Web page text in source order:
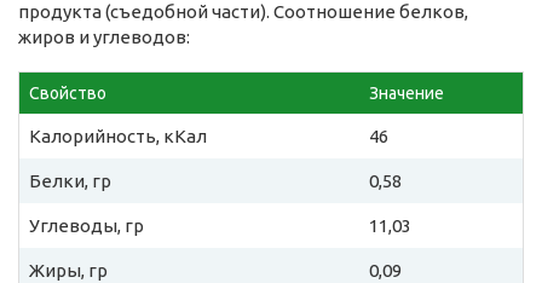
продукта (съедобной части). Соотношение белков,
жиров и углеводов:
Свойство Значение
Калорийность, кКал 46
Белки, гр 0,58
Углеводы, гр 11,03
Жиры, гр 0,09